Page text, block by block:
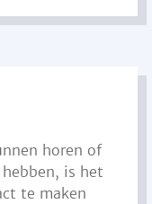
horen of
is het
te maken